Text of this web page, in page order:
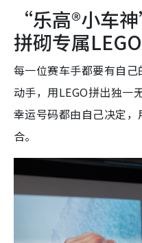
“乐高®小车
拼砌专属
每一位赛车手都要有自
动手，用LEGO拼出独一
幸运号码都由自己决定
合。